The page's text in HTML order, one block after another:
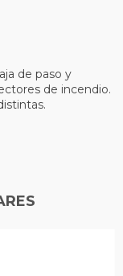
de paso y
de incendio.